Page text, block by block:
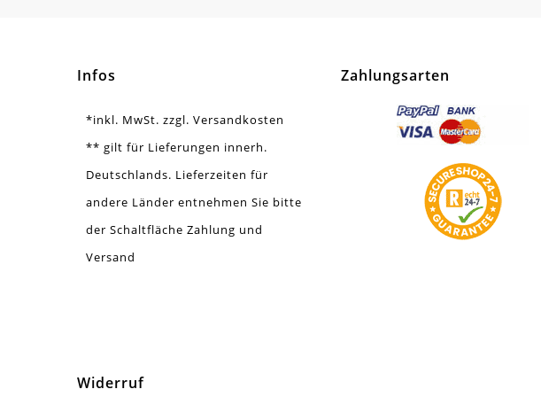
Infos
*inkl. MwSt. zzgl. Versandkosten
** gilt für Lieferungen innerh.
Deutschlands. Lieferzeiten für
andere Länder entnehmen Sie bitte
der Schaltfläche Zahlung und
Versand
Zahlungsarten
Widerruf